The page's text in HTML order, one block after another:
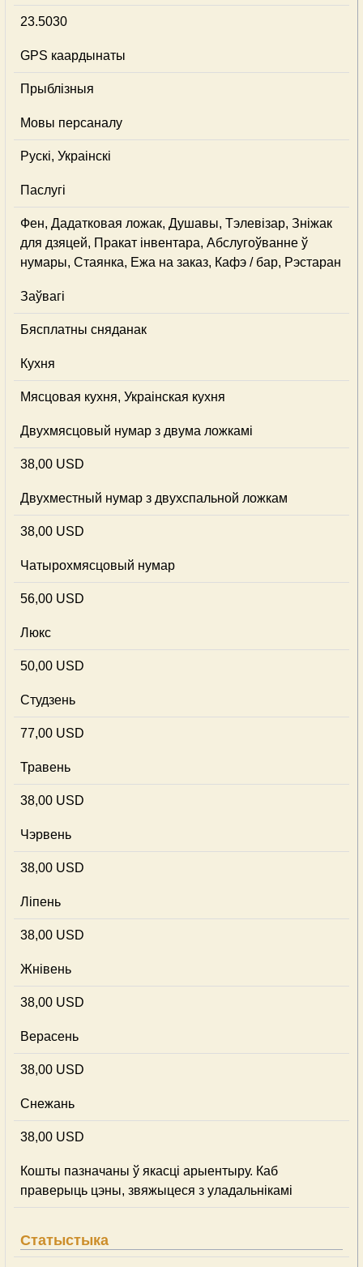
23.5030
GPS каардынаты
Прыблізныя
Мовы персаналу
Рускі, Украінскі
Паслугі
Фен, Дадатковая ложак, Душавы, Тэлевізар, Зніжак
для дзяцей, Пракат інвентара, Абслугоўванне ў
нумары, Стаянка, Ежа на заказ, Кафэ / бар, Рэстаран
Заўвагі
Бясплатны сняданак
Кухня
Мясцовая кухня, Украінская кухня
Двухмясцовый нумар з двума ложкамі
38,00 USD
Двухместный нумар з двухспальной ложкам
38,00 USD
Чатырохмясцовый нумар
56,00 USD
Люкс
50,00 USD
Студзень
77,00 USD
Травень
38,00 USD
Чэрвень
38,00 USD
Ліпень
38,00 USD
Жнівень
38,00 USD
Верасень
38,00 USD
Снежань
38,00 USD
Кошты пазначаны ў якасці арыентыру. Каб
праверыць цэны, звяжыцеся з уладальнікамі
Статыстыка